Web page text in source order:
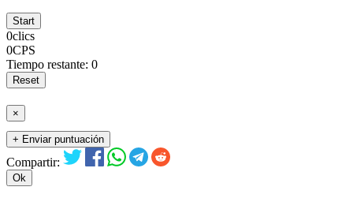
Start
0clics
0CPS
Tiempo restante: 0
Reset
×
+ Enviar puntuación
Compartir:
Ok